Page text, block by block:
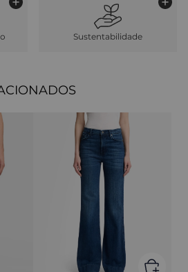
Sustentabilidade